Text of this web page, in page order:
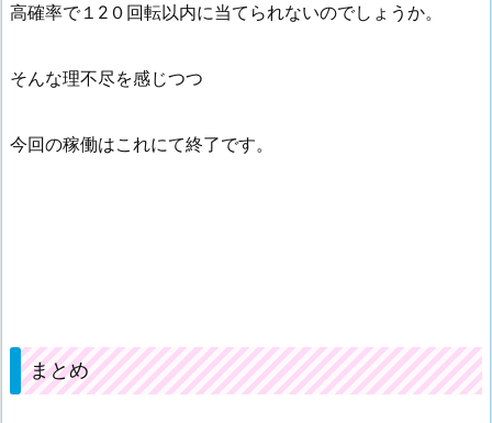
高確率で１2０回転以内に当てられないのでしょうか。
そんな理不尽を感じつつ
今回の稼働はこれにて終了です。
まとめ